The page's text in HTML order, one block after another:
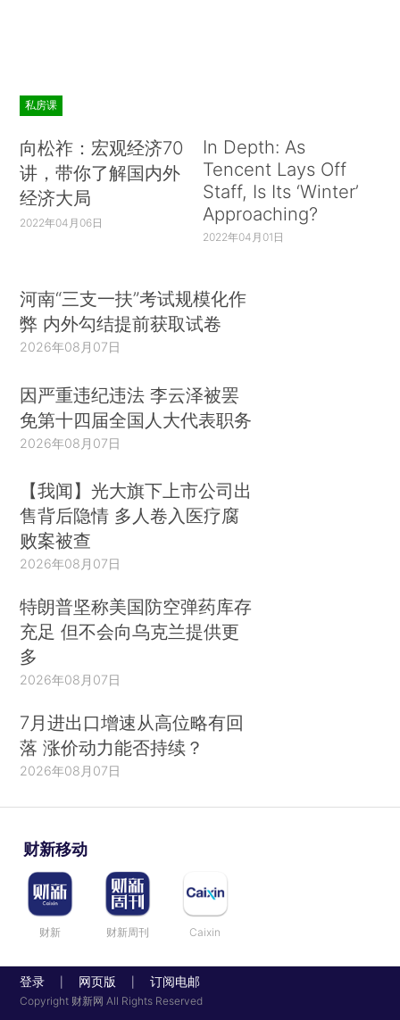
私房课
向松祚：宏观经济70
讲，带你了解国内外
经济大局
2022年04月06日
In Depth: As
Tencent Lays Off
Staff, Is Its ‘Winter’
Approaching?
2022年04月01日
河南“三支一扶”考试规模化作
弊 内外勾结提前获取试卷
2026年08月07日
因严重违纪违法 李云泽被罢
免第十四届全国人大代表职务
2026年08月07日
【我闻】光大旗下上市公司出
售背后隐情 多人卷入医疗腐
败案被查
2026年08月07日
特朗普坚称美国防空弹药库存
充足 但不会向乌克兰提供更
多
2026年08月07日
7月进出口增速从高位略有回
落 涨价动力能否持续？
2026年08月07日
财新移动
财新 财新周刊 Caixin
登录 网页版 订阅电邮
Copyright 财新网 All Rights Reserved